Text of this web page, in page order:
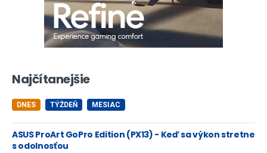
Najčítanejšie
DNES TÝŽDEŇ MESIAC
ASUS ProArt GoPro Edition (PX13) - Keď sa výkon stretne
s odolnosťou